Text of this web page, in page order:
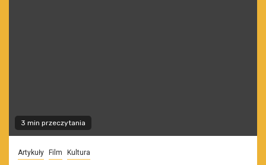
3 min przeczytania
Artykuły Film Kultura